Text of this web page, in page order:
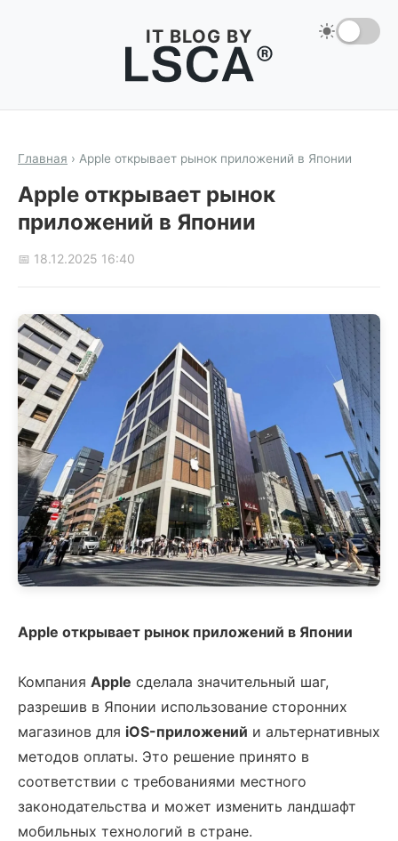
IT BLOG BY
Главная › Apple открывает рынок приложений в Японии
Apple открывает рынок
приложений в Японии
📅 18.12.2025 16:40
Apple открывает рынок приложений в Японии
Компания Apple сделала значительный шаг,
разрешив в Японии использование сторонних
магазинов для iOS-приложений и альтернативных
методов оплаты. Это решение принято в
соответствии с требованиями местного
законодательства и может изменить ландшафт
мобильных технологий в стране.